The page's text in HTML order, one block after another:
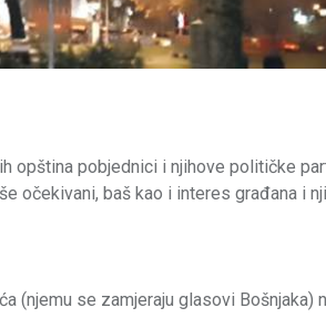
opština pobjednici i njihove političke
očekivani, baš kao i interes građana i
(njemu se zamjeraju glasovi Bošnjaka)